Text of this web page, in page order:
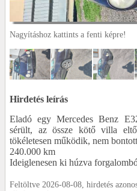
Nagyításhoz kattints a fenti képre!
Hirdetés leírás
Eladó egy Mercedes Benz
sérült, az össze kötő villa
tökéletesen működik, nem
240.000 km
Ideiglenesen ki húzva
Feltöltve 2026-08-08, hirdetés